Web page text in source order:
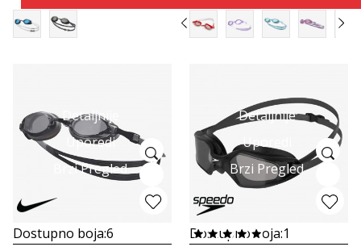
Detaljnije
Uporedi
Brzi Pregled
Dostupno boja:6
Detaljnije
Uporedi
Brzi Pregled
Dostupno boja:1